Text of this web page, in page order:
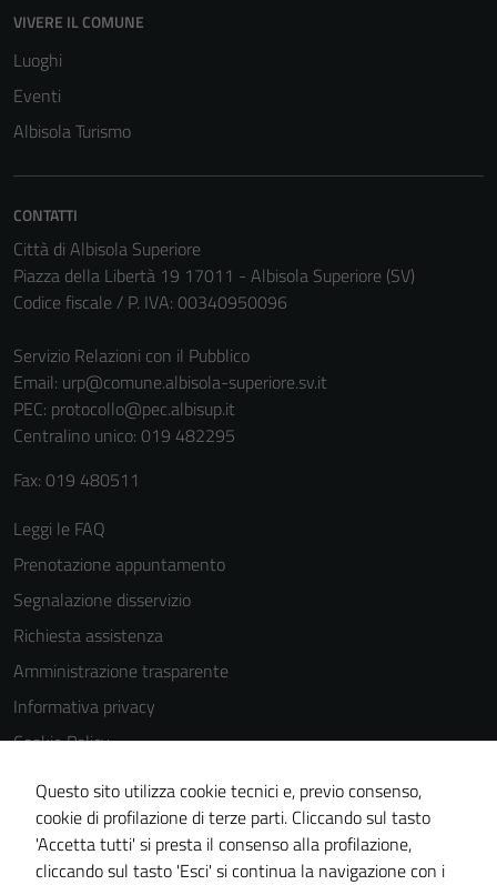
VIVERE IL COMUNE
Luoghi
Eventi
Albisola Turismo
CONTATTI
Città di Albisola Superiore
Piazza della Libertà 19 17011 - Albisola Superiore (SV)
Codice fiscale / P. IVA: 00340950096
Servizio Relazioni con il Pubblico
Email: urp@comune.albisola-superiore.sv.it
PEC: protocollo@pec.albisup.it
Centralino unico: 019 482295
Fax: 019 480511
Leggi le FAQ
Prenotazione appuntamento
Segnalazione disservizio
Richiesta assistenza
Amministrazione trasparente
Informativa privacy
Cookie Policy
Note legali
Dichiarazione di accessibilità
Piano di miglioramento del sito
Questo sito utilizza cookie tecnici e, previo consenso,
cookie di profilazione di terze parti. Cliccando sul tasto
'Accetta tutti' si presta il consenso alla profilazione,
cliccando sul tasto 'Esci' si continua la navigazione con i